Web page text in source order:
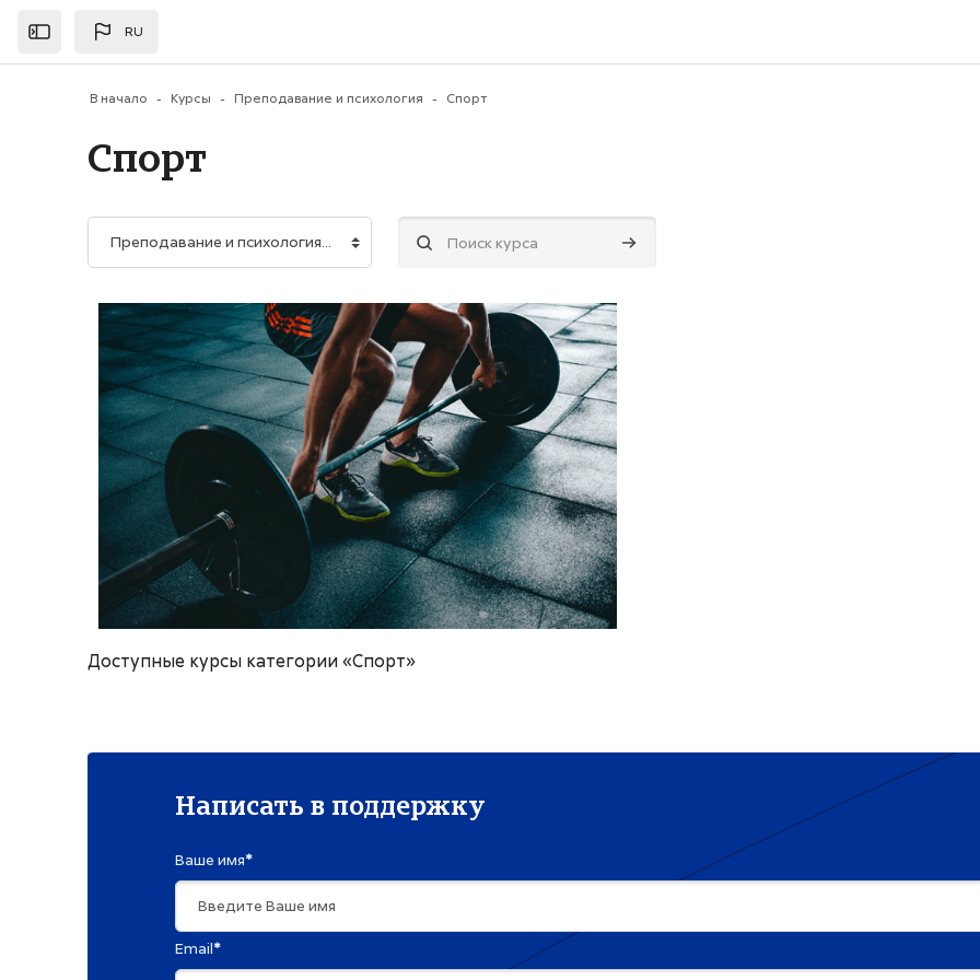
Открыть RU
В начало Курсы Преподавание и психология Спорт
Спорт
Категории курсов
Поиск курса Поиск курса
Доступные курсы категории «Спорт»
Написать в поддержку
Ваше имя*
Email*